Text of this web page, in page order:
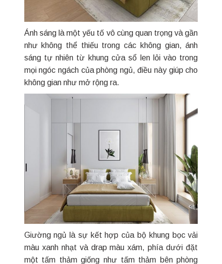
Ánh sáng là một yếu tố vô cùng quan trọng và gần
như không thể thiếu trong các không gian, ánh
sáng tự nhiên từ khung cửa sổ len lỏi vào trong
mọi ngóc ngách của phòng ngủ, điều này giúp cho
không gian như mở rộng ra.
Giường ngủ là sự kết hợp của bộ khung bọc vải
màu xanh nhạt và drap màu xám, phía dưới đặt
một tấm thảm giống như tấm thảm bên phòng